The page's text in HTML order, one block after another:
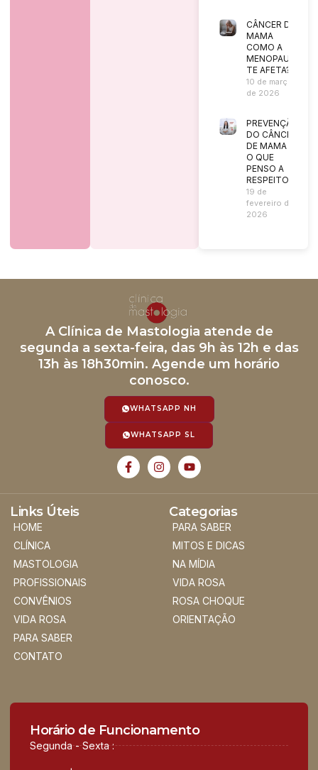
CÂNCER DE
MAMA
COMO A
MENOPAUSA
TE AFETA?
10 de março
de 2026
PREVENÇÃO
DO CÂNCER
DE MAMA |
O QUE
PENSO A
RESPEITO?
19 de
fevereiro de
2026
A Clínica de Mastologia atende de
segunda a sexta-feira, das 9h às 12h e das
13h às 18h30min. Agende um horário
conosco.
WHATSAPP NH
WHATSAPP SL
Links Úteis
HOME
CLÍNICA
MASTOLOGIA
PROFISSIONAIS
CONVÊNIOS
VIDA ROSA
PARA SABER
CONTATO
Categorias
PARA SABER
MITOS E DICAS
NA MÍDIA
VIDA ROSA
ROSA CHOQUE
ORIENTAÇÃO
Horário de Funcionamento
Segunda - Sexta :